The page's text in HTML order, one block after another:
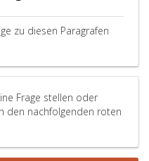
zu diesen Paragrafen
Frage stellen oder
den nachfolgenden roten